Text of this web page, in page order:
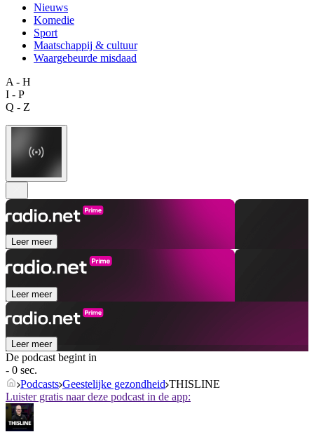
Nieuws
Komedie
Sport
Maatschappij & cultuur
Waargebeurde misdaad
A - H
I - P
Q - Z
Leer meer
Leer meer
Leer meer
De podcast begint in
- 0 sec.
Podcasts Geestelijke gezondheid THISLINE
Luister gratis naar deze podcast in de app: